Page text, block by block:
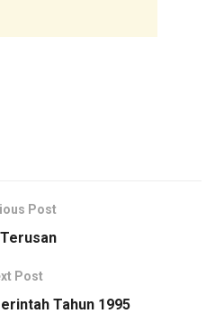
Post
Post
Tahun 1995